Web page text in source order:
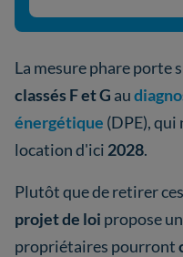
La mesure phare porte
classés F et G au
énergétique (DPE),
location d'ici 2028.
Plutôt que de retirer
projet de loi propose
propriétaires pourront